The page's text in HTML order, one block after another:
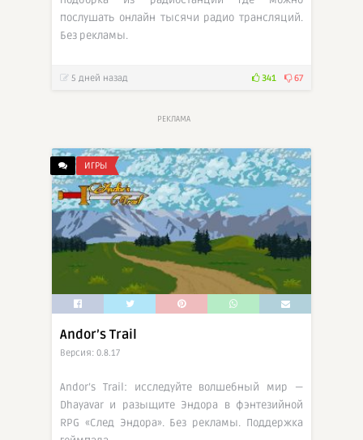
послушать онлайн тысячи радио трансляций.
Без рекламы.
5 дней назад 341 67
РЕКЛАМА
ИГРЫ
Andor’s Trail
Версия: 0.8.17
Andor’s Trail: исследуйте волшебный мир —
Dhayavar и разыщите Эндора в фэнтезийной
RPG «След Эндора». Без рекламы. Поддержка